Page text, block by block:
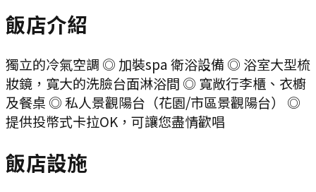
飯店介紹
獨立的冷氣空調 ◎ 加裝spa 衛浴設備 ◎ 浴室大型梳
妝鏡，寬大的洗臉台面淋浴間 ◎ 寬敞行李櫃、衣櫥
及餐桌 ◎ 私人景觀陽台（花園/市區景觀陽台） ◎
提供投幣式卡拉OK，可讓您盡情歡唱
飯店設施